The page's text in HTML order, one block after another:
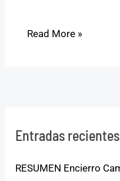
Read More »
Entradas recientes
RESUMEN Encierro